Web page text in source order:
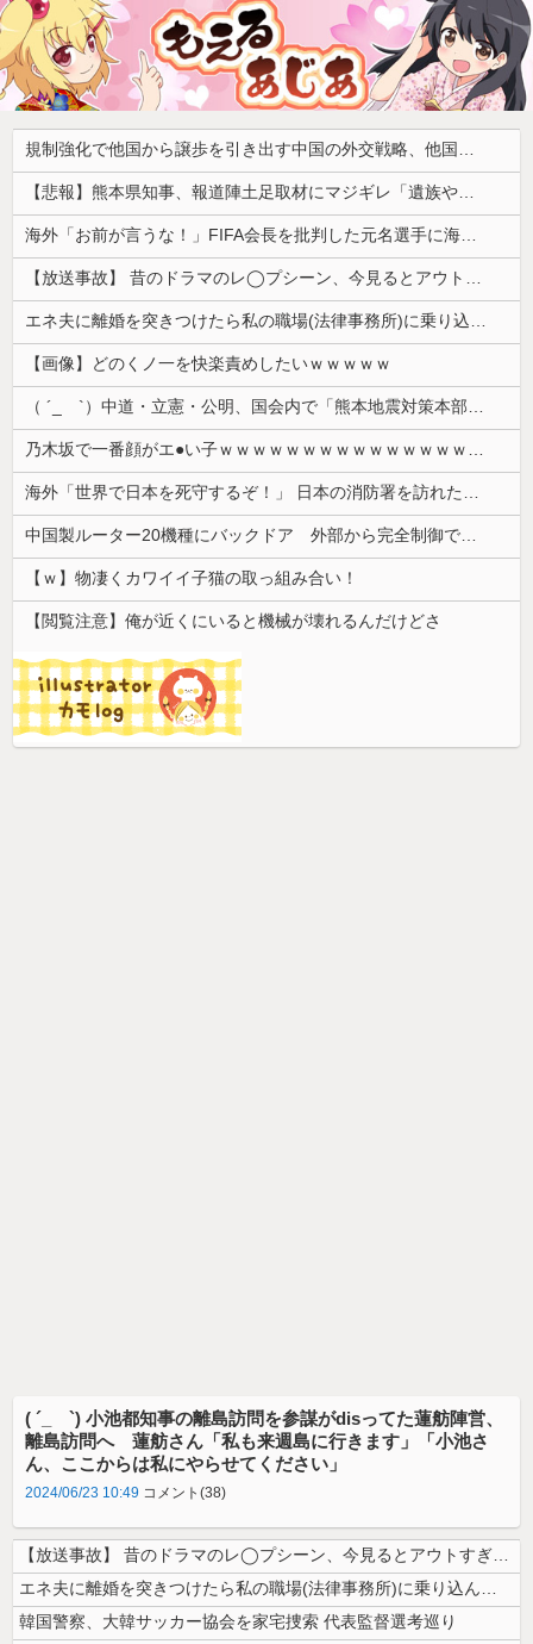
規制強化で他国から譲歩を引き出す中国の外交戦略、他国がサプライチェーン変更で対抗した結果……
【悲報】熊本県知事、報道陣土足取材にマジギレ「遺族や被災者から強い不満でてる！」 → 記者「例えば？」 → 知事、怒り通り越して呆れてしまう ………
海外「お前が言うな！」FIFA会長を批判した元名選手に海外から猛反発！（海外の反応）
【放送事故】 昔のドラマのレ◯プシーン、今見るとアウトすぎる・・・
エネ夫に離婚を突きつけたら私の職場(法律事務所)に乗り込んできた 堂々と「離婚の法律相談です。母の薦めでこちらに参りました」と言っているが、...
【画像】どのくノ一を快楽責めしたいｗｗｗｗｗ
（ ´_ゝ`）中道・立憲・公明、国会内で「熊本地震対策本部会議」各省庁からヒアリング・現地から意見聴取「パーティション、人手、宿泊施設の不足や、...
乃木坂で一番顔がエ●い子ｗｗｗｗｗｗｗｗｗｗｗｗｗｗｗｗｗｗｗ
海外「世界で日本を死守するぞ！」 日本の消防署を訪れたちびっ子集団が世界をメロメロに
中国製ルーター20機種にバックドア 外部から完全制御できる機能が仕込まれていた
【ｗ】物凄くカワイイ子猫の取っ組み合い！
【閲覧注意】俺が近くにいると機械が壊れるんだけどさ
( ´_ゝ`) 小池都知事の離島訪問を参謀がdisってた蓮舫陣営、
離島訪問へ 蓮舫さん「私も来週島に行きます」「小池さ
ん、ここからは私にやらせてください」
2024/06/23 10:49 コメント(38)
【放送事故】 昔のドラマのレ◯プシーン、今見るとアウトすぎる・・・
エネ夫に離婚を突きつけたら私の職場(法律事務所)に乗り込んできた 堂々...
韓国警察、大韓サッカー協会を家宅捜索 代表監督選考巡り